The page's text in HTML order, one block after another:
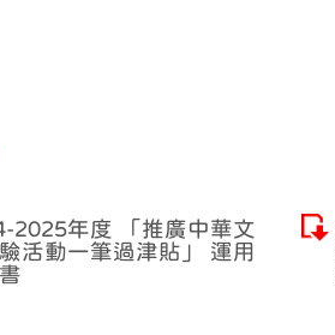
2025年度 「推廣中華文
活動一筆過津貼」 運用